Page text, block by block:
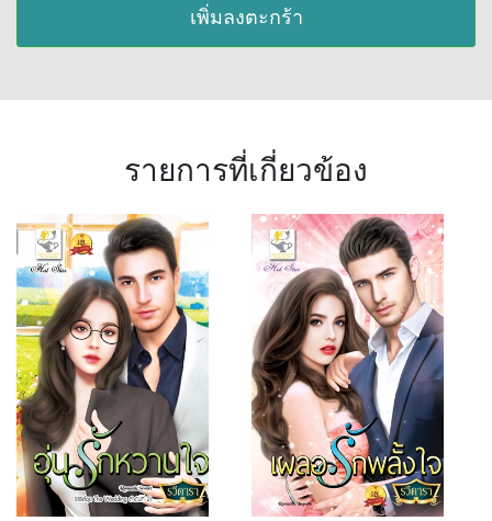
เพิ่มลงตะกร้า
รายการที่เกี่ยวข้อง